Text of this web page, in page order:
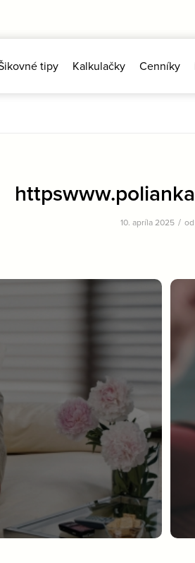
tipy Kalkulačky Cenníky
10. apríla 2025 / od